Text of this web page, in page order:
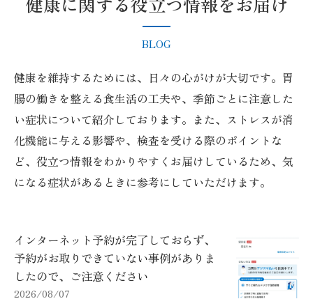
BLOG
健康を維持するためには、日々の心がけが大切です。胃
腸の働きを整える食生活の工夫や、季節ごとに注意した
い症状について紹介しております。また、ストレスが消
化機能に与える影響や、検査を受ける際のポイントな
ど、役立つ情報をわかりやすくお届けしているため、気
になる症状があるときに参考にしていただけます。
インターネット予約が完了しておらず、
予約がお取りできていない事例がありま
したので、ご注意ください
2026/08/07